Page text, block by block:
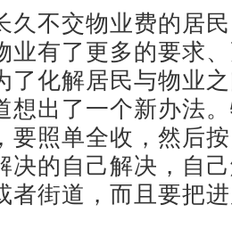
不交物业费的居民
业有了更多的要求
了化解居民与物业
想出了一个新办法
要照单全收，然后
决的自己解决，自
者街道，而且要把